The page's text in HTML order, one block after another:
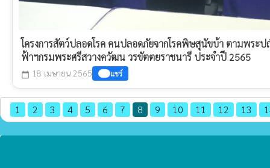
โครงการสัตว์ปลอดโรค คนปลอดภัยจากโรคพิษสุนัขบ้า ตามพระป
ฟ้าฯกรมพระศรีสวางควัฒน วรขัตตยราชนารี ประจำปี 2565
calendar_today 18 เมษายน 2565 แชร์
1 2 3 4 5 6 7 8 9 10 11 12 13